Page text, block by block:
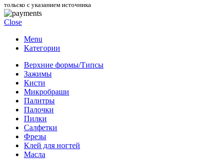
тольско с указанием источника
Close
Menu
Категории
Верхние формы/Типсы
Зажимы
Кисти
Микробраши
Палитры
Палочки
Пилки
Салфетки
Фрезы
Клей для ногтей
Масла